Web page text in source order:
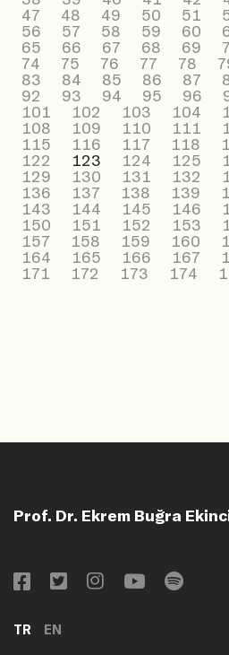
47
48 49 50 51
56
57 58 59 60
65
66 67 68 69
74
75 76 77 78
83
84 85 86 87
92
93 94 95 96
101
102 103 104
108
109 110 111
115
116 117 118
122
123 124 125
129
130 131 132
136
137 138 139
143
144 145 146
150
151 152 153
157
158 159 160
164
165 166 167
171
172 173 174
Prof. Dr. Ekrem Buğra
TR EN